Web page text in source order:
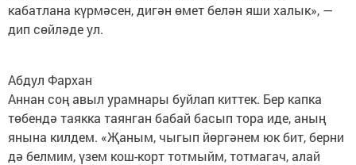
кабатлана күрмәсен, дигән өмет белән яши халык», —
дип сөйләде ул.
Абдул Фархан
Аннан соң авыл урамнары буйлап киттек. Бер капка
төбендә таякка таянган бабай басып тора иде, аның
янына килдем. «Җаным, чыгып йөргәнем юк бит, берни
дә белмим, үзем кош-корт тотмыйм, тотмагач, алай